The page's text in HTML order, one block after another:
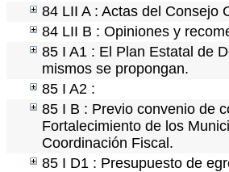
84 LII A : Actas del Consejo
84 LII B : Opiniones y
85 I A1 : El Plan Estatal de
mismos se propongan.
85 I A2 :
85 I B : Previo convenio de
Fortalecimiento de los
Coordinación Fiscal.
85 I D1 : Presupuesto de